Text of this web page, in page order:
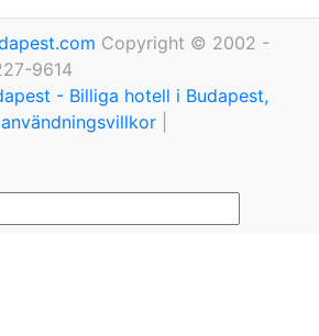
Copyright © 2002 -
9614
- Billiga hotell i Budapest,